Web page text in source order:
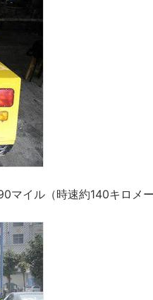
マイル（時速約140キロメ